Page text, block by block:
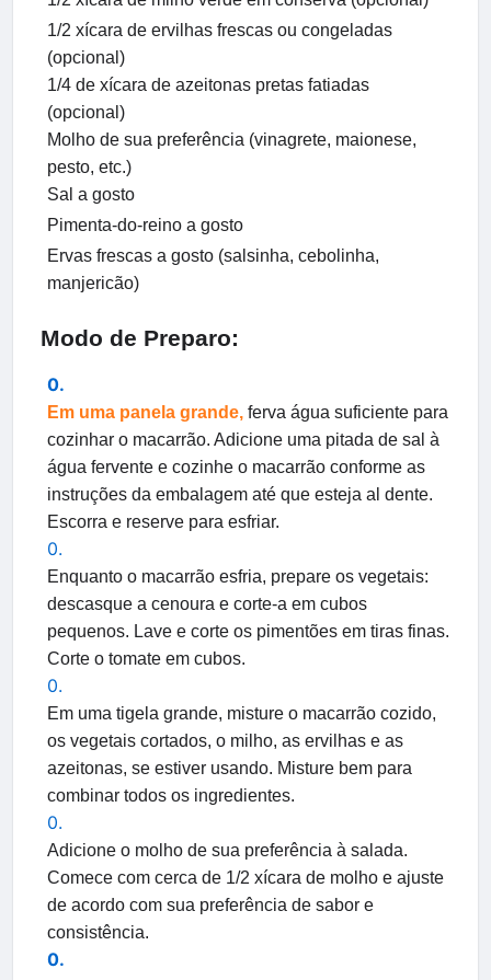
1/2 xícara de ervilhas frescas ou congeladas
(opcional)
1/4 de xícara de azeitonas pretas fatiadas
(opcional)
Molho de sua preferência (vinagrete, maionese,
pesto, etc.)
Sal a gosto
Pimenta-do-reino a gosto
Ervas frescas a gosto (salsinha, cebolinha,
manjericão)
Modo de Preparo:
Em uma panela grande,ferva água suficiente para
cozinhar o macarrão. Adicione uma pitada de sal à
água fervente e cozinhe o macarrão conforme as
instruções da embalagem até que esteja al dente.
Escorra e reserve para esfriar.
Enquanto o macarrão esfria, prepare os vegetais:
descasque a cenoura e corte-a em cubos
pequenos. Lave e corte os pimentões em tiras finas.
Corte o tomate em cubos.
Em uma tigela grande, misture o macarrão cozido,
os vegetais cortados, o milho, as ervilhas e as
azeitonas, se estiver usando. Misture bem para
combinar todos os ingredientes.
Adicione o molho de sua preferência à salada.
Comece com cerca de 1/2 xícara de molho e ajuste
de acordo com sua preferência de sabor e
consistência.